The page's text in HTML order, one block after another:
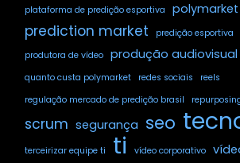
plataforma de predição esportiva
polymarket
prediction market predição esportiva
produtora de vídeo produção audiovisual
quanto custa polymarket
redes sociais
reels
regulação mercado de predição brasil
scrum segurança seo
terceirizar equipe ti ti vídeo corporativo